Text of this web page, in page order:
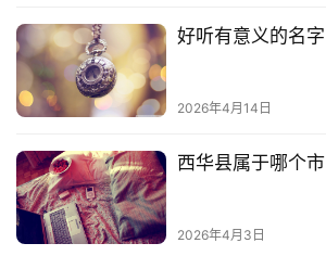
好听有意义的名字
2026年4月14日
西华县属于哪个市
2026年4月3日